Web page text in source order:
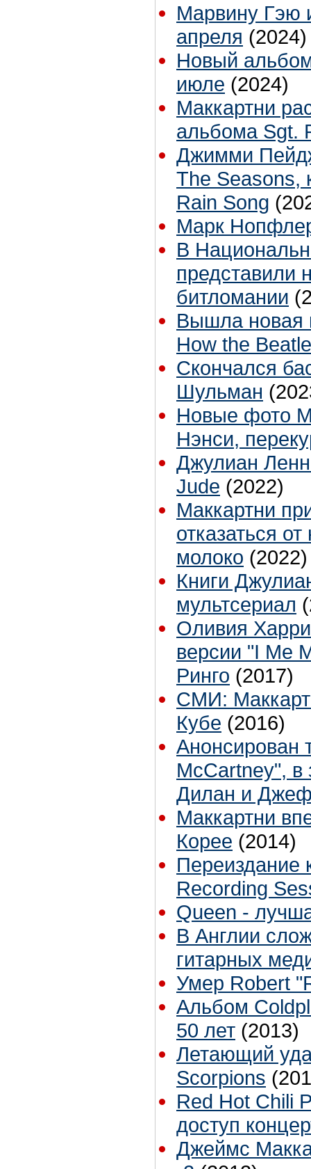
Марвину Гэю
апреля (2024)
Новый
июле (2024)
Маккартни
альбома Sgt.
Джимми
The Seasons,
Rain Song
Марк
В
представили
битломании
Вышла новая
How the
Cкончался
Шульман
Новые фото
Нэнси,
Джулиан
Jude (2022)
Маккартни
отказаться
молоко (2022)
Книги
мультсериал
Оливия
версии "I Me
Ринго (2017)
СМИ:
Кубе (2016)
Анонсирован
McCartney", в
Дилан и
Маккартни
Корее (2014)
Переиздание
Recording
Queen -
В Англии
гитарных
Умер Robert
Альбом
50 лет (2013)
Летающий
Scorpions
Red Hot Chili
доступ
Джеймс